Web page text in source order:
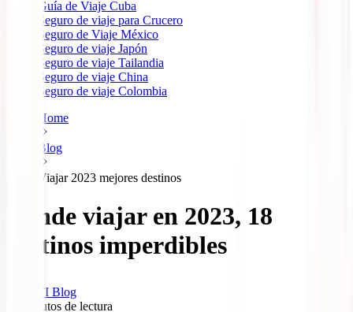
Guía de Viaje Cuba
Seguro de viaje para Crucero
Seguro de Viaje México
Seguro de viaje Japón
Seguro de viaje Tailandia
Seguro de viaje China
Seguro de viaje Colombia
Home
Blog
Viajar 2023 mejores destinos
Dónde viajar en 2023, 18
destinos imperdibles
IATI Blog
minutos de lectura